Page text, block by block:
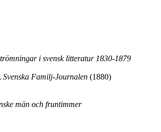
i svensk litteratur 1830-1879
, Svenska Familj-Journalen (1880)
män och fruntimmer